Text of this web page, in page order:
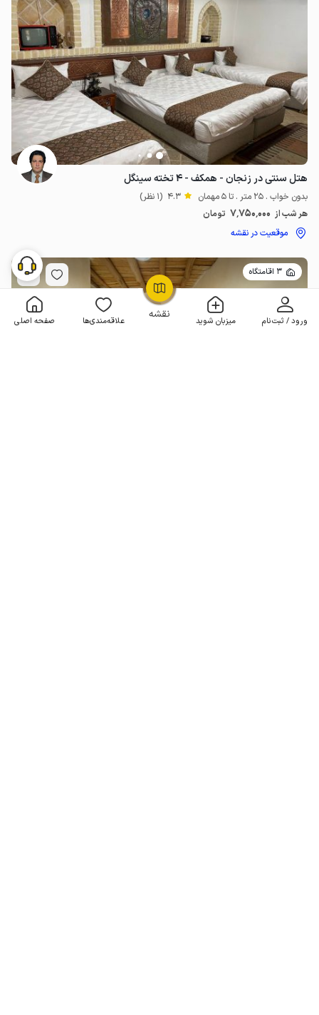
نقشه ورود / ثبت‌نام میزبان شوید علاقه‌مندی‌ها صفحه اصلی
OpenStreetMap
هتل سنتی در زنجان - همکف - ۴ تخته سینگل
بدون خواب . 25 متر . تا 5 مهمان 4.3 (1 نظر)
هر شب از 7٬750٬000 تومان
موقعیت در نقشه
3 اقامتگاه